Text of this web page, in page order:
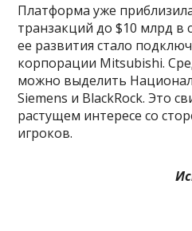
Платформа уже
транзакций до $10 млрд в
ее развития стало
корпорации Mitsubishi.
можно выделить
Siemens и BlackRock. Это
растущем интересе со
игроков.